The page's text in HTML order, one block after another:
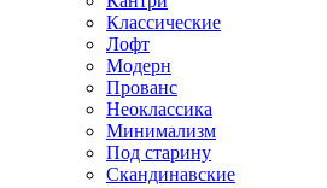
Классические
Лофт
Модерн
Прованс
Неоклассика
Минимализм
Под старину
Скандинавские